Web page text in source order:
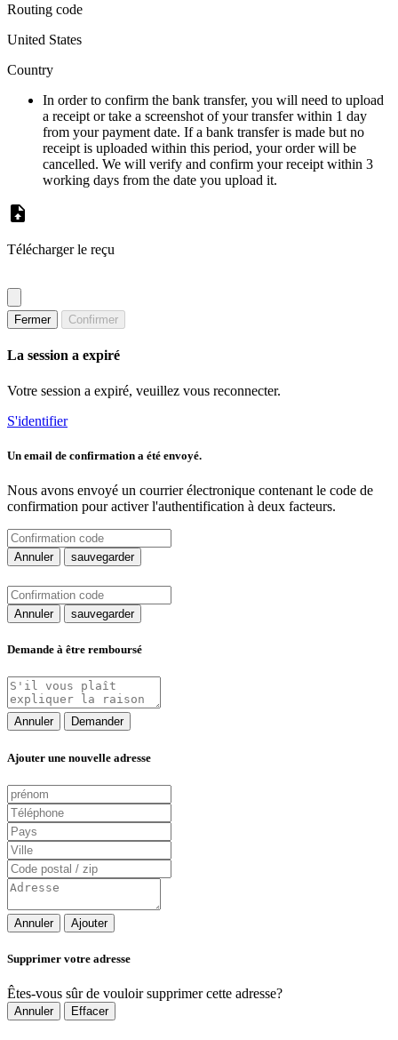
Routing code
United States
Country
In order to confirm the bank transfer, you will need to upload
a receipt or take a screenshot of your transfer within 1 day
from your payment date. If a bank transfer is made but no
receipt is uploaded within this period, your order will be
cancelled. We will verify and confirm your receipt within 3
working days from the date you upload it.
Télécharger le reçu
Fermer Confirmer
La session a expiré
Votre session a expiré, veuillez vous reconnecter.
S'identifier
Un email de confirmation a été envoyé.
Nous avons envoyé un courrier électronique contenant le code de
confirmation pour activer l'authentification à deux facteurs.
Annuler sauvegarder
Annuler sauvegarder
Demande à être remboursé
Annuler Demander
Ajouter une nouvelle adresse
Annuler Ajouter
Supprimer votre adresse
Êtes-vous sûr de vouloir supprimer cette adresse?
Annuler Effacer